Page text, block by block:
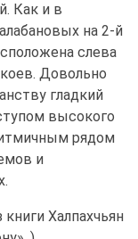
Как и в
на 2-й
слева
Довольно
гладкий
высокого
рядом
и
Халпахчьян